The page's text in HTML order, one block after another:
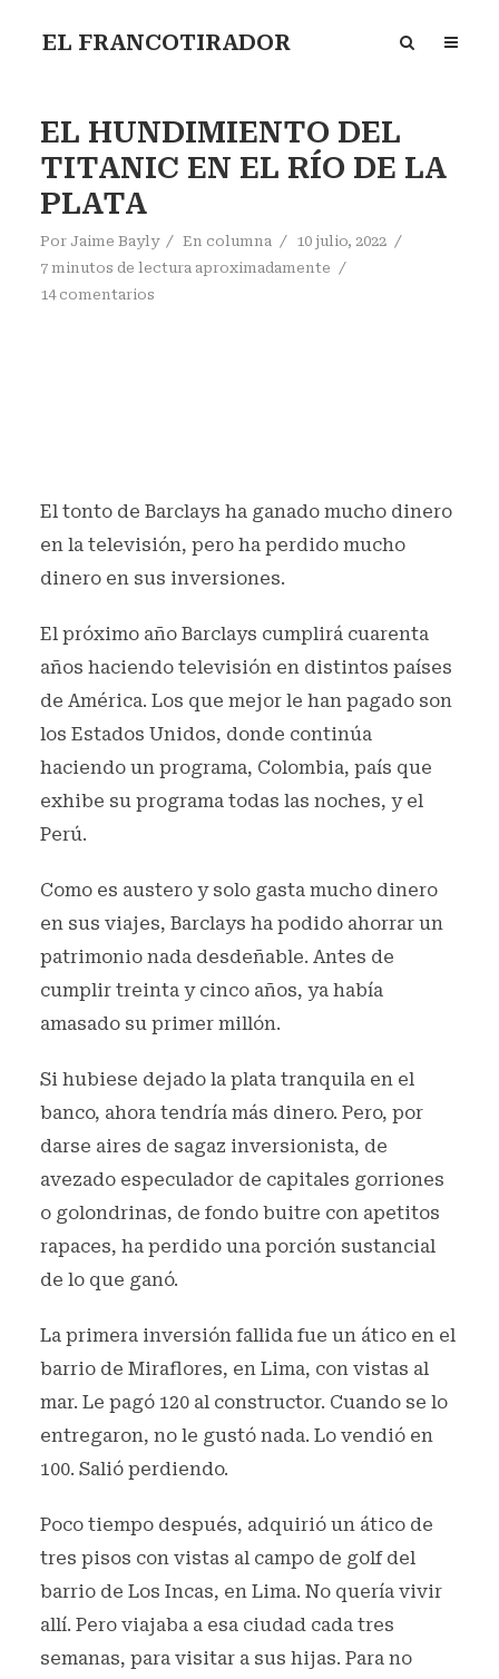
EL FRANCOTIRADOR
EL HUNDIMIENTO DEL
TITANIC EN EL RÍO DE LA
PLATA
Por Jaime Bayly En columna
10 julio, 2022
7 minutos de lectura aproximadamente
14 comentarios
El tonto de Barclays ha ganado mucho dinero
en la televisión, pero ha perdido mucho
dinero en sus inversiones.
El próximo año Barclays cumplirá cuarenta
años haciendo televisión en distintos países
de América. Los que mejor le han pagado son
los Estados Unidos, donde continúa
haciendo un programa, Colombia, país que
exhibe su programa todas las noches, y el
Perú.
Como es austero y solo gasta mucho dinero
en sus viajes, Barclays ha podido ahorrar un
patrimonio nada desdeñable. Antes de
cumplir treinta y cinco años, ya había
amasado su primer millón.
Si hubiese dejado la plata tranquila en el
banco, ahora tendría más dinero. Pero, por
darse aires de sagaz inversionista, de
avezado especulador de capitales gorriones
o golondrinas, de fondo buitre con apetitos
rapaces, ha perdido una porción sustancial
de lo que ganó.
La primera inversión fallida fue un ático en el
barrio de Miraflores, en Lima, con vistas al
mar. Le pagó 120 al constructor. Cuando se lo
entregaron, no le gustó nada. Lo vendió en
100. Salió perdiendo.
Poco tiempo después, adquirió un ático de
tres pisos con vistas al campo de golf del
barrio de Los Incas, en Lima. No quería vivir
allí. Pero viajaba a esa ciudad cada tres
semanas, para visitar a sus hijas. Para no